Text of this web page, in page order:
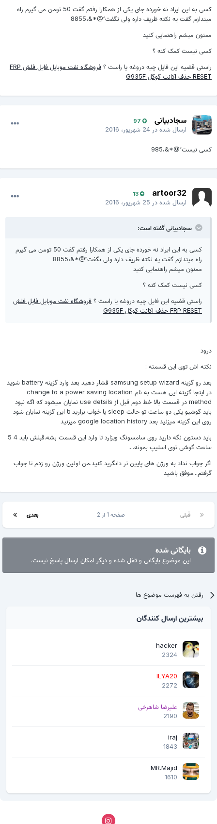
کسی به این ایراد نه خورده جای یکی از همکارا رفتم گفت 50 تومن می گیرم راه
میندازم گفت یه نکته ظریف داره ولی نگفت ً@*&،8855
ممنون میشم راهنمایی کنید
کسی نیست کمک کنه ؟
راستی قضیه این فایل چیه دروغه یا راست ؟
فروشگاه نفت موبایل فایل فلش FRP
RESET حذف اکانت گوگل G935F
سجادبیانی 97
ارسال شده در24 شهریور، 2016
کسی نیست ً@*&،985
artoor32
13
ارسال شده در25 شهریور، 2016
سجادبیانی گفته است:
کسی به این ایراد نه خورده جای یکی از همکارا رفتم گفت 50 تومن می گیرم
راه میندازم گفت یه نکته ظریف داره ولی نگفت ً@*&،8855
ممنون میشم راهنمایی کنید
کسی نیست کمک کنه ؟
راستی قضیه این فایل چیه دروغه یا راست ؟فروشگاه نفت موبایل فایل فلش
FRP RESET حذف اکانت گوگل G935F
درود
نکته اش توی این قسمته :
بعد رو گزينه samsung setup wizard فشار دهيد بعد وارد گزينه battery شويد
در اينجا گزينه ايى هست به نام change to a power saving location
method در قسمت بالا خط دوم قبل از use detsils نمايان ميشود كه اگه نبود
بايد گوشيو يكى دو ساعت تو حالت sleep يا خواب بزاريد تا اين گزينه نمايان شود
روى اين گزينه ميزنيد بعد google location history ميزنيد
باید دستون نگه دارید روی سامسونگ ویزارد تا وارد این قسمت بشه.قبلش باید 4 5
ساعت گوشی توی اسلیپ بمونه....
اگر جواب نداد به ورژن های پایین تر دانگرید کنید.من اولین ورژن رو زدم تا جواب
گرفتم...موفق باشید
قبلی بعدی صفحه 1 از 2
بایگانی شده
این موضوع بایگانی و قفل شده و دیگر امکان ارسال پاسخ نیست.
رفتن به فهرست موضوع ها
بیشترین ارسال کنندگان
hacker
2324
ILYA20
2272
علیرضا شاهرخی
2190
iraj
1843
MR.Majid
1610